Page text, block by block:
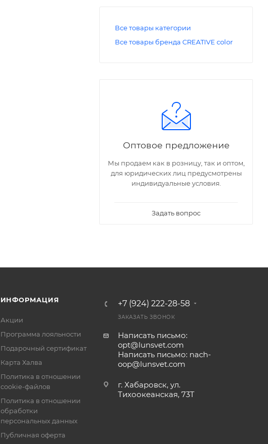
Все товары категории
Все товары бренда CREATIVE color
Оптовое предложение
Мы продаем как в розницу, так и оптом,
для юридических лиц предусмотрены
индивидуальные условия.
Задать вопрос
ИНФОРМАЦИЯ
Акции
Программа лояльности
Подарочный сертификат
Карта Халва
Политика в отношении
cookie-файлов
Политика в отношении
обработки
персональных данных
Публичная оферта
+7 (924) 222-28-58
ЗАКАЗАТЬ ЗВОНОК
Написать письмо:
opt@lunsvet.com
Написать письмо: nach-
oop@lunsvet.com
г. Хабаровск, ул.
Тихоокеанская, 73Т